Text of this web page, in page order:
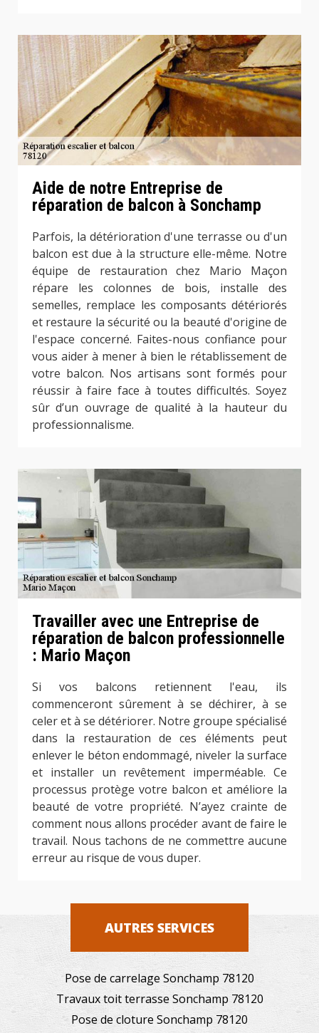
Aide de notre Entreprise de
réparation de balcon à Sonchamp
Parfois, la détérioration d'une terrasse ou d'un
balcon est due à la structure elle-même. Notre
équipe de restauration chez Mario Maçon
répare les colonnes de bois, installe des
semelles, remplace les composants détériorés
et restaure la sécurité ou la beauté d'origine de
l'espace concerné. Faites-nous confiance pour
vous aider à mener à bien le rétablissement de
votre balcon. Nos artisans sont formés pour
réussir à faire face à toutes difficultés. Soyez
sûr d’un ouvrage de qualité à la hauteur du
professionnalisme.
Travailler avec une Entreprise de
réparation de balcon professionnelle
: Mario Maçon
Si vos balcons retiennent l'eau, ils
commenceront sûrement à se déchirer, à se
celer et à se détériorer. Notre groupe spécialisé
dans la restauration de ces éléments peut
enlever le béton endommagé, niveler la surface
et installer un revêtement imperméable. Ce
processus protège votre balcon et améliore la
beauté de votre propriété. N’ayez crainte de
comment nous allons procéder avant de faire le
travail. Nous tachons de ne commettre aucune
erreur au risque de vous duper.
AUTRES SERVICES
Pose de carrelage Sonchamp 78120
Travaux toit terrasse Sonchamp 78120
Pose de cloture Sonchamp 78120